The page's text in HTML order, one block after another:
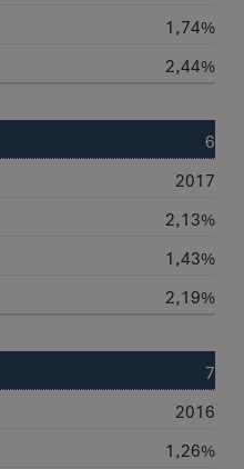
1,74%
2,44%
6
2017
2,13%
1,43%
2,19%
7
2016
1,26%